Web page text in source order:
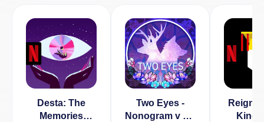
Desta: The
Memories
Two Eyes -
Nonogram v 2.5